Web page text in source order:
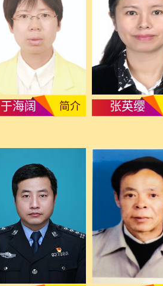
于海阔 简介 张英缨